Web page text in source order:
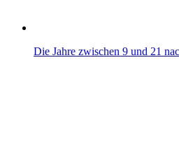
Die Jahre zwischen 9 und 21